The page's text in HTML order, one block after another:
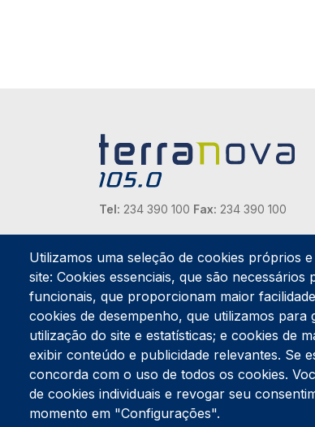
Tel: 234 390 100 Fax: 234 390 100
Endereço Postal
Apartado 42
Rua Gil Eanes 31
3834-908 Gafanha da Nazaré
Estúdios
Rua Prior Guerra
Edifício do Centro Cultural da Gafanha
3830-556 Gafanha da Nazaré
Utilizamos uma seleção de cookies próprios
site: Cookies essenciais, que são necessários
funcionais, que proporcionam maior
cookies de desempenho, que utilizamos para
utilização do site e estatísticas; e cookies de
exibir conteúdo e publicidade relevantes. Se
concorda com o uso de todos os cookies.
de cookies individuais e revogar seu
momento em "Configurações".